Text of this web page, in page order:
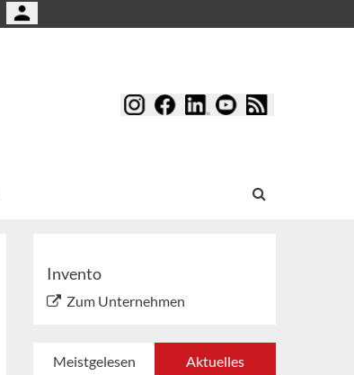
Invento
Zum Unternehmen
Meistgelesen Aktuelles